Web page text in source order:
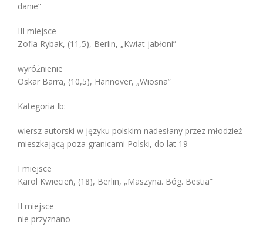
danie”
III miejsce
Zofia Rybak, (11,5), Berlin, „Kwiat jabłoni”
wyróżnienie
Oskar Barra, (10,5), Hannover, „Wiosna”
Kategoria Ib:
wiersz autorski w języku polskim nadesłany przez młodzież
mieszkającą poza granicami Polski, do lat 19
I miejsce
Karol Kwiecień, (18), Berlin, „Maszyna. Bóg. Bestia”
II miejsce
nie przyznano